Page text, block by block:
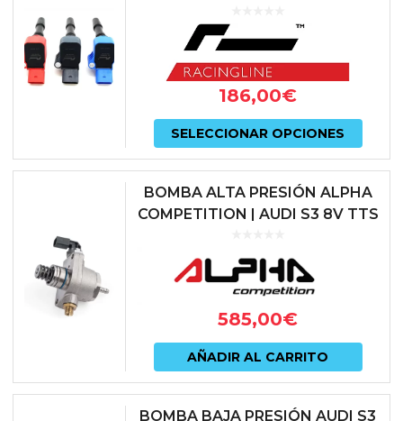
CUPRA
186,00€
SELECCIONAR OPCIONES
Este
tiene
elegir
en
BOMBA ALTA PRESIÓN ALPHA
COMPETITION | AUDI S3 8V TTS
GTI R | EA888.3 | AC-MK7-HPFP
585,00€
AÑADIR AL CARRITO
BOMBA BAJA PRESIÓN AUDI S3